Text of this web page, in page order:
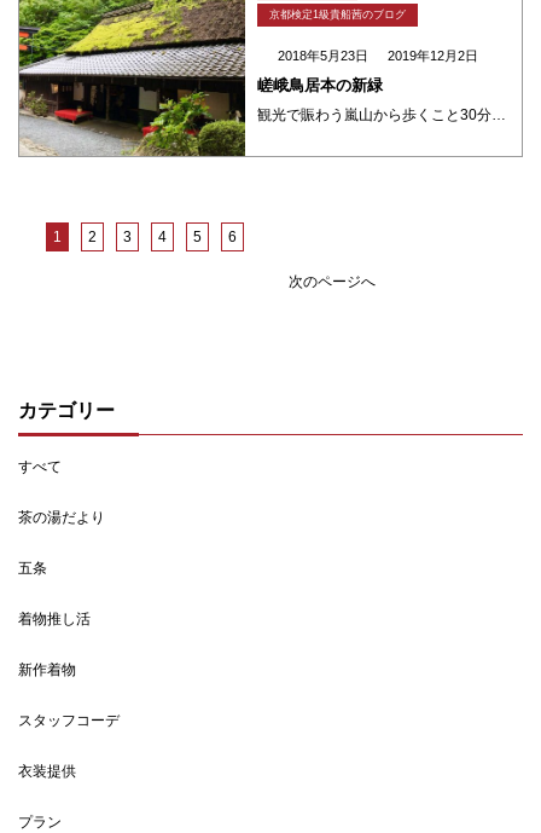
カテゴリー
すべて
茶の湯だより
五条
着物推し活
新作着物
スタッフコーデ
衣装提供
プラン
京都検定1級貴船茜のブログ
2018年5月23日 2019年12月2日
嵯峨鳥居本の新緑
観光で賑わう嵐山から歩くこと30分。 ひっそり静かな茅葺屋根の 町並みになってきます。 空気もヒンヤリしてきて 愛宕神社の一の鳥居が近づいてきます。 この辺りは「伝統的建造物群保存地区」として美しい風景が広がります。 特 ・・・
1 2 3 4 5 6
次のページへ